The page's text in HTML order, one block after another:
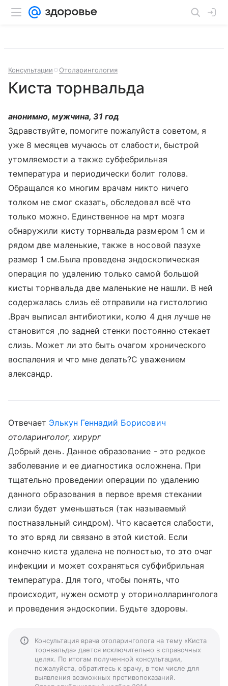
Консультации Отоларингология
Киста торнвальда
анонимно, мужчина, 31 год
Здравствуйте, помогите пожалуйста советом, я
уже 8 месяцев мучаюсь от слабости, быстрой
утомляемости а также субфебрильная
температура и периодически болит голова.
Обращался ко многим врачам никто ничего
толком не смог сказать, обследовал всё что
только можно. Единственное на мрт мозга
обнаружили кисту торнвальда размером 1 см и
рядом две маленькие, также в носовой пазухе
размер 1 см.Была проведена эндоскопическая
операция по удалению только самой большой
кисты торнвальда две маленькие не нашли. В ней
содержалась слизь её отправили на гистологию
.Врач выписал антибиотики, колю 4 дня лучше не
становится ,по задней стенки постоянно стекает
слизь. Может ли это быть очагом хронического
воспаления и что мне делать?С уважением
александр.
Отвечает Элькун Геннадий Борисович
отоларинголог, хирург
Добрый день. Данное образование - это редкое
заболевание и ее диагностика осложнена. При
тщательно проведении операции по удалению
данного образования в первое время стекании
слизи будет уменьшаться (так называемый
постназальный синдром). Что касается слабости,
то это вряд ли связано в этой кистой. Если
конечно киста удалена не полностью, то это очаг
инфекции и может сохраняться субфибрильная
температура. Для того, чтобы понять, что
происходит, нужен осмотр у оторинолларинголога
и проведения эндоскопии. Будьте здоровы.
Консультация врача отоларинголога на тему «Киста
торнвальда» дается исключительно в справочных
целях. По итогам полученной консультации,
пожалуйста, обратитесь к врачу, в том числе для
выявления возможных противопоказаний.